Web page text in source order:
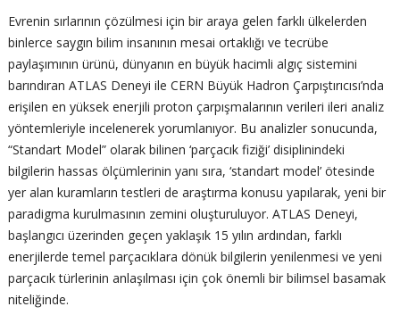
Evrenin sırlarının çözülmesi için bir araya gelen farklı ülkelerden
binlerce saygın bilim insanının mesai ortaklığı ve tecrübe
paylaşımının ürünü, dünyanın en büyük hacimli algıç sistemini
barındıran ATLAS Deneyi ile CERN Büyük Hadron Çarpıştırıcısı’nda
erişilen en yüksek enerjili proton çarpışmalarının verileri ileri analiz
yöntemleriyle incelenerek yorumlanıyor. Bu analizler sonucunda,
“Standart Model” olarak bilinen ‘parçacık fiziği’ disiplinindeki
bilgilerin hassas ölçümlerinin yanı sıra, ‘standart model’ ötesinde
yer alan kuramların testleri de araştırma konusu yapılarak, yeni bir
paradigma kurulmasının zemini oluşturuluyor. ATLAS Deneyi,
başlangıcı üzerinden geçen yaklaşık 15 yılın ardından, farklı
enerjilerde temel parçacıklara dönük bilgilerin yenilenmesi ve yeni
parçacık türlerinin anlaşılması için çok önemli bir bilimsel basamak
niteliğinde.